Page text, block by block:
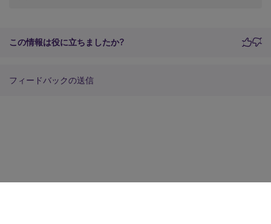
この情報は役に立ちましたか?
フィードバックの送信